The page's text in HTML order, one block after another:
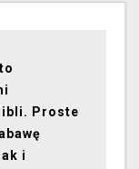
Proste
i